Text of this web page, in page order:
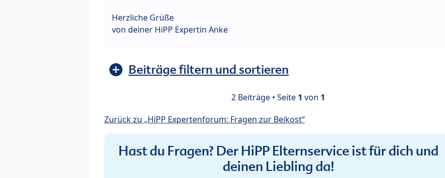
Herzliche Grüße
von deiner HiPP Expertin Anke
Beiträge filtern und sortieren
2 Beiträge • Seite 1 von 1
Zurück zu „HiPP Expertenforum: Fragen zur Beikost“
Hast du Fragen? Der HiPP Elternservice ist für dich und
deinen Liebling da!